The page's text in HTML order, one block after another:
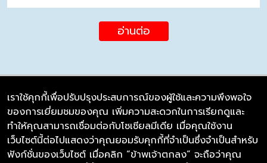
อ่านต่อ
บริษัท ซิมลิงค์ จำกัด
98/226 Bangrakyai-Baanmai Road,
Bangyai, Nonthaburi 11140
เราใช้คุกกี้เพื่อปรับปรุงประสบการณ์ของผู้ใช้และความพึงพอใจ
ของการเยี่ยมชมของคุณ เพิ่มความสะดวกในการเรียกดูและ
ทำให้คุณสามารถเชื่อมต่อกับโซเชียลมีเดีย เมื่อคุณใช้งาน
เว็บไซต์นี้ต่อไปแสดงว่าคุณยอมรับคุกกี้ที่จำเป็นซึ่งจำเป็นสำหรับ
ฟังก์ชั่นของเว็บไซต์ เมื่อคลิก “ข้าพเจ้าตกลง” จะถือว่าคุณ